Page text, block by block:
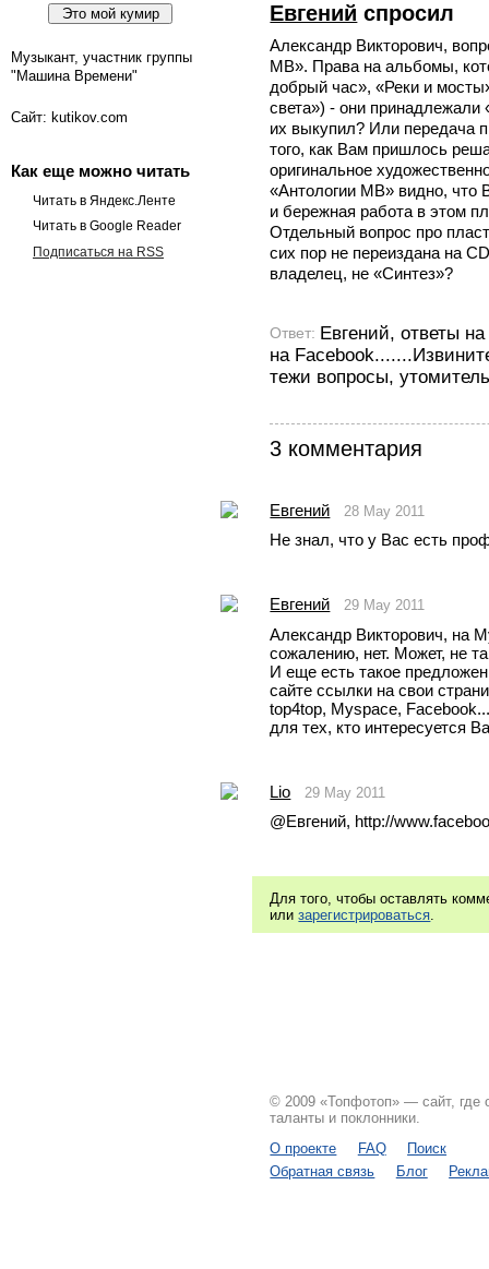
Музыкант, участник группы
"Машина Времени"
Сайт: kutikov.com
Как еще можно читать
Читать в Яндекс.Ленте
Читать в Google Reader
Подписаться на RSS
Евгений спросил
Александр Викторович,
МВ». Права на альбомы,
добрый час», «Реки и
света») - они
их выкупил? Или передача
того, как Вам пришлось
оригинальное
«Антологии МВ» видно, что
и бережная работа в этом
Отдельный вопрос про
сих пор не переиздана на
владелец, не «Синтез»?
Ответ: Евгений, ответы
на
тежи вопросы,
3 комментария
Евгений 28 May 2011
Не знал, что у Вас есть
Евгений 29 May 2011
Александр Викторович, на
сожалению, нет. Может, не
И еще есть такое
сайте ссылки на свои
top4top, Myspace,
для тех, кто интересуется
Lio 29 May 2011
@Евгений, http://
Для того, чтобы оставлять
илизарегистрироваться
© 2009 «Топфотоп» — сайт, где
таланты и поклонники.
О проекте
FAQ
Поиск
Обратная связь
Блог